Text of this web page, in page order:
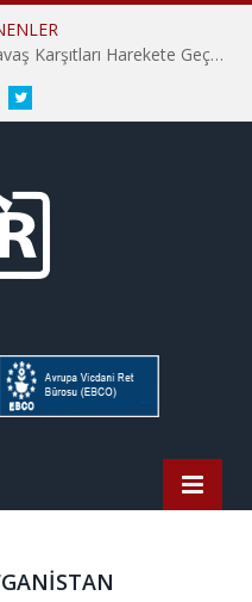
İHD İstanbul Şube Vicdani Ret Komisyonu: Vicdani Retçiler Olarak Destek İçin Buradayız!
Twitter